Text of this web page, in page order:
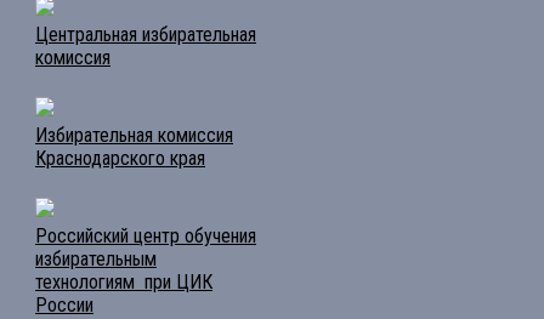
Центральная избирательная
комиссия
Избирательная комиссия
Краснодарского края
Российский центр обучения
избирательным
технологиям при ЦИК
России